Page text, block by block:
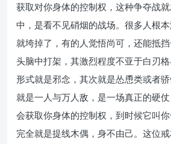
获取对你身体的控制权，这种争夺战
中，是看不见硝烟的战场。很多人根
就垮掉了，有的人觉悟尚可，还能抵
头脑中打架，其激烈程度不亚于白刃
形式就是邪念，其次就是怂恿类或者
就是一人与万人敌，是一场真正的硬
会获取你身体的控制权，到时候它叫
完全就是提线木偶，身不由己。这位